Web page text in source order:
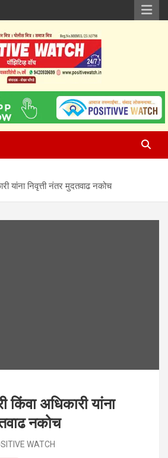
यांना निवृत्ती नंतर मुदतवाढ नकोच
किंवा अधिकारी यांना
नकोच
WATCH